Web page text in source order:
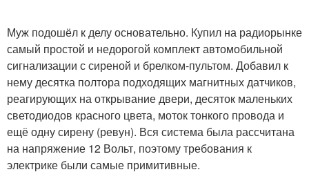
Муж подошёл к делу основательно. Купил на радиорынке
самый простой и недорогой комплект автомобильной
сигнализации с сиреной и брелком-пультом. Добавил к
нему десятка полтора подходящих магнитных датчиков,
реагирующих на открывание двери, десяток маленьких
светодиодов красного цвета, моток тонкого провода и
ещё одну сирену (ревун). Вся система была рассчитана
на напряжение 12 Вольт, поэтому требования к
электрике были самые примитивные.